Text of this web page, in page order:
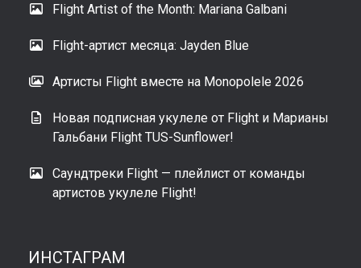
Flight Artist of the Month: Mariana Galbani
Flight-артист месяца: Jayden Blue
Артисты Flight вместе на Monopolele 2026
Новая подписная укулеле от Flight и Марианы
Гальбани Flight TUS-Sunflower!
Саундтреки Flight — плейлист от команды
артистов укулеле Flight!
ИНСТАГРАМ